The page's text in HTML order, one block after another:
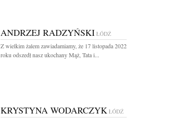
ANDRZEJ RADZYŃSKI ŁÓDŹ
Z wielkim żalem zawiadamiamy, że 17 listopada 2022
roku odszedł nasz ukochany Mąż, Tata i...
KRYSTYNA WODARCZYK ŁÓDŹ